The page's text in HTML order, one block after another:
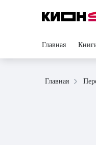
Главная
Главная